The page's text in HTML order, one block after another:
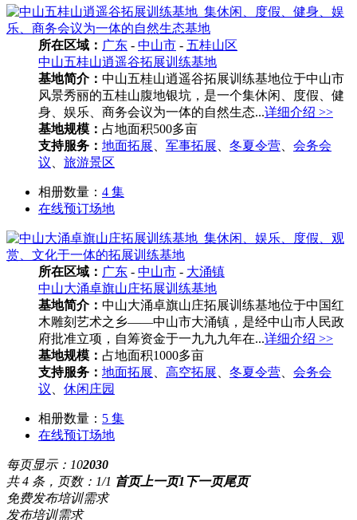
所在区域： 广东 - 中山市 - 五桂山区
中山五桂山逍遥谷拓展训练基地
基地简介： 中山五桂山逍遥谷拓展训练基地位于中山市
风景秀丽的五桂山腹地银坑，是一个集休闲、度假、健
身、娱乐、商务会议为一体的自然生态...详细介绍 >>
基地规模： 占地面积500多亩
支持服务： 地面拓展 军事拓展 冬夏令营
会务会
议
旅游景区
相册数量： 4 集
在线预订场地
所在区域： 广东 - 中山市 - 大涌镇
中山大涌卓旗山庄拓展训练基地
基地简介： 中山大涌卓旗山庄拓展训练基地位于中国红
木雕刻艺术之乡——中山市大涌镇，是经中山市人民政
府批准立项，自筹资金于一九九九年在...详细介绍 >>
基地规模： 占地面积1000多亩
支持服务： 地面拓展 高空拓展 冬夏令营
会务会
议
休闲庄园
相册数量： 5 集
在线预订场地
每页显示： 102030
共 4 条，页数：1/1 首页上一页1 下一页尾页
免费发布培训需求
发布培训需求